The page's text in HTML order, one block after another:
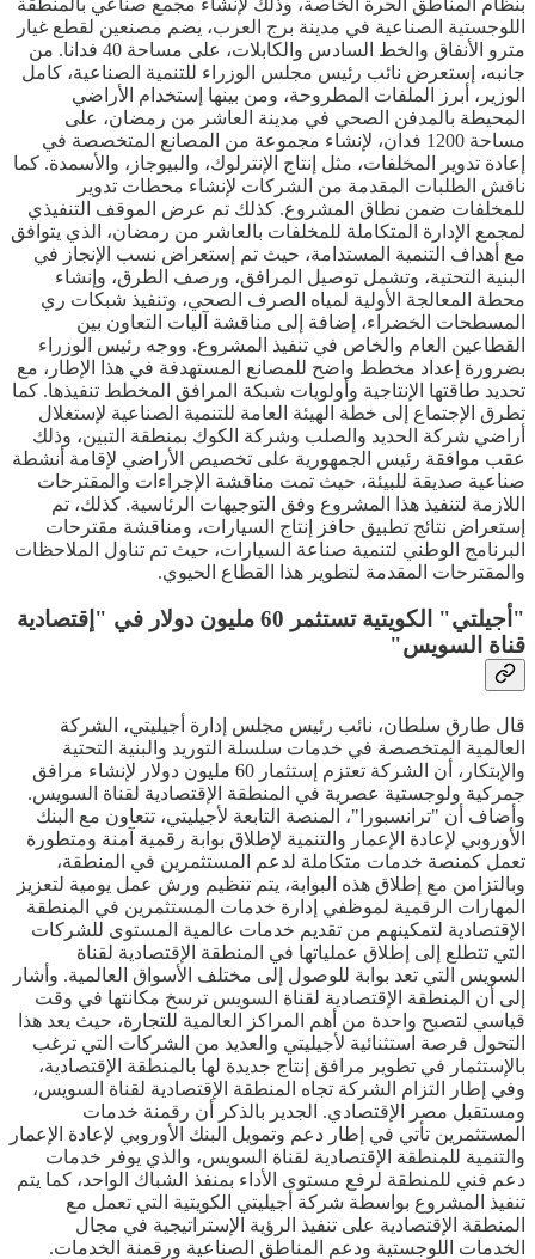
بنظام المناطق الحرة الخاصة، وذلك لإنشاء مجمع صناعي بالمنطقة
اللوجستية الصناعية في مدينة برج العرب، يضم مصنعين لقطع غيار
مترو الأنفاق والخط السادس والكابلات، على مساحة 40 فدانا. من
جانبه، إستعرض نائب رئيس مجلس الوزراء للتنمية الصناعية، كامل
الوزير، أبرز الملفات المطروحة، ومن بينها إستخدام الأراضي
المحيطة بالمدفن الصحي في مدينة العاشر من رمضان، على
مساحة 1200 فدان، لإنشاء مجموعة من المصانع المتخصصة في
إعادة تدوير المخلفات، مثل إنتاج الإنترلوك، والبيوجاز، والأسمدة. كما
ناقش الطلبات المقدمة من الشركات لإنشاء محطات تدوير
للمخلفات ضمن نطاق المشروع. كذلك تم عرض الموقف التنفيذي
لمجمع الإدارة المتكاملة للمخلفات بالعاشر من رمضان، الذي يتوافق
مع أهداف التنمية المستدامة، حيث تم إستعراض نسب الإنجاز في
البنية التحتية، وتشمل توصيل المرافق، ورصف الطرق، وإنشاء
محطة المعالجة الأولية لمياه الصرف الصحي، وتنفيذ شبكات ري
المسطحات الخضراء، إضافة إلى مناقشة آليات التعاون بين
القطاعين العام والخاص في تنفيذ المشروع. ووجه رئيس الوزراء
بضرورة إعداد مخطط واضح للمصانع المستهدفة في هذا الإطار، مع
تحديد طاقتها الإنتاجية وأولويات شبكة المرافق المخطط تنفيذها. كما
تطرق الإجتماع إلى خطة الهيئة العامة للتنمية الصناعية لإستغلال
أراضي شركة الحديد والصلب وشركة الكوك بمنطقة التبين، وذلك
عقب موافقة رئيس الجمهورية على تخصيص الأراضي لإقامة أنشطة
صناعية صديقة للبيئة، حيث تمت مناقشة الإجراءات والمقترحات
اللازمة لتنفيذ هذا المشروع وفق التوجيهات الرئاسية. كذلك، تم
إستعراض نتائج تطبيق حافز إنتاج السيارات، ومناقشة مقترحات
البرنامج الوطني لتنمية صناعة السيارات، حيث تم تناول الملاحظات
والمقترحات المقدمة لتطوير هذا القطاع الحيوي.
"أجيلتي" الكويتية تستثمر 60 مليون دولار في "إقتصادية
قناة السويس"
قال طارق سلطان، نائب رئيس مجلس إدارة أجيليتي، الشركة
العالمية المتخصصة في خدمات سلسلة التوريد والبنية التحتية
والإبتكار، أن الشركة تعتزم إستثمار 60 مليون دولار لإنشاء مرافق
جمركية ولوجستية عصرية في المنطقة الإقتصادية لقناة السويس.
وأضاف أن "ترانسبورا"، المنصة التابعة لأجيليتي، تتعاون مع البنك
الأوروبي لإعادة الإعمار والتنمية لإطلاق بوابة رقمية آمنة ومتطورة
تعمل كمنصة خدمات متكاملة لدعم المستثمرين في المنطقة،
وبالتزامن مع إطلاق هذه البوابة، يتم تنظيم ورش عمل يومية لتعزيز
المهارات الرقمية لموظفي إدارة خدمات المستثمرين في المنطقة
الإقتصادية لتمكينهم من تقديم خدمات عالمية المستوى للشركات
التي تتطلع إلى إطلاق عملياتها في المنطقة الإقتصادية لقناة
السويس التي تعد بوابة للوصول إلى مختلف الأسواق العالمية. وأشار
إلى أن المنطقة الإقتصادية لقناة السويس ترسخ مكانتها في وقت
قياسي لتصبح واحدة من أهم المراكز العالمية للتجارة، حيث يعد هذا
التحول فرصة استثنائية لأجيليتي والعديد من الشركات التي ترغب
بالإستثمار في تطوير مرافق إنتاج جديدة لها بالمنطقة الإقتصادية،
وفي إطار التزام الشركة تجاه المنطقة الإقتصادية لقناة السويس،
ومستقبل مصر الإقتصادي. الجدير بالذكر أن رقمنة خدمات
المستثمرين تأتي في إطار دعم وتمويل البنك الأوروبي لإعادة الإعمار
والتنمية للمنطقة الإقتصادية لقناة السويس، والذي يوفر خدمات
دعم فني للمنطقة لرفع مستوى الأداء بمنفذ الشباك الواحد، كما يتم
تنفيذ المشروع بواسطة شركة أجيليتي الكويتية التي تعمل مع
المنطقة الإقتصادية على تنفيذ الرؤية الإستراتيجية في مجال
الخدمات اللوجستية ودعم المناطق الصناعية ورقمنة الخدمات.